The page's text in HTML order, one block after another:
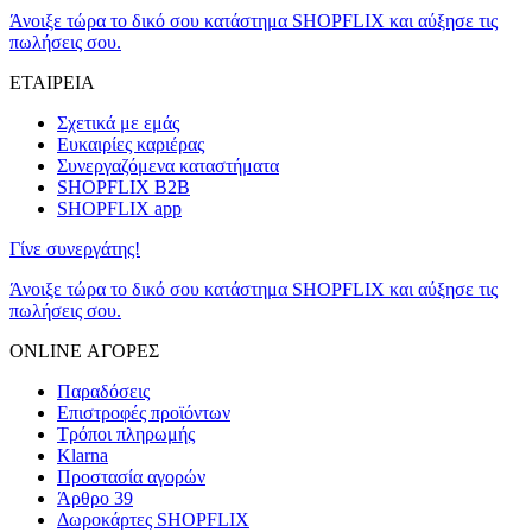
Άνοιξε τώρα το δικό σου κατάστημα SHOPFLIX και αύξησε τις
πωλήσεις σου.
ΕΤΑΙΡΕΙΑ
Σχετικά με εμάς
Ευκαιρίες καριέρας
Συνεργαζόμενα καταστήματα
SHOPFLIX B2B
SHOPFLIX app
Γίνε συνεργάτης!
Άνοιξε τώρα το δικό σου κατάστημα SHOPFLIX και αύξησε τις
πωλήσεις σου.
ONLINE ΑΓΟΡΕΣ
Παραδόσεις
Επιστροφές προϊόντων
Τρόποι πληρωμής
Klarna
Προστασία αγορών
Άρθρο 39
Δωροκάρτες SHOPFLIX